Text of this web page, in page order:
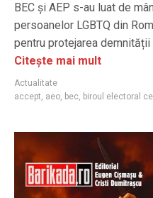
BEC și AEP s-au luat de
persoanelor LGBTQ din
pentru protejarea
Citește mai mult
Actualitate
accept, aeo, bec, biroul electoral